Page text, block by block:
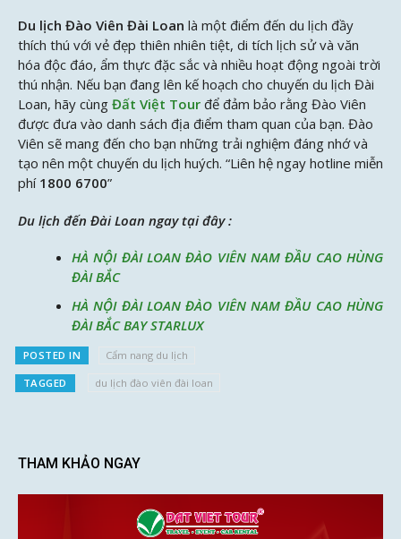
Du lịch Đào Viên Đài Loan là một điểm đến du lịch đầy
thích thú với vẻ đẹp thiên nhiên tiệt, di tích lịch sử và văn
hóa độc đáo, ẩm thực đặc sắc và nhiều hoạt động ngoài trời
thú nhận. Nếu bạn đang lên kế hoạch cho chuyến du lịch Đài
Loan, hãy cùng Đất Việt Tour để đảm bảo rằng Đào Viên
được đưa vào danh sách địa điểm tham quan của bạn. Đào
Viên sẽ mang đến cho bạn những trải nghiệm đáng nhớ và
tạo nên một chuyến du lịch huých. “Liên hệ ngay hotline miễn
phí 1800 6700”
Du lịch đến Đài Loan ngay tại đây :
HÀ NỘI ĐÀI LOAN ĐÀO VIÊN NAM ĐẦU CAO HÙNG
ĐÀI BẮC
HÀ NỘI ĐÀI LOAN ĐÀO VIÊN NAM ĐẦU CAO HÙNG
ĐÀI BẮC BAY STARLUX
POSTED IN Cẩm nang du lịch
TAGGED du lịch đào viên đài loan
THAM KHẢO NGAY